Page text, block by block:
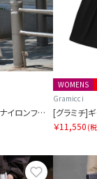
[グラミチ]サイドポケットナイロンフレアパンツ SORA別注
WOMENS
Gramicci
[グラミチ]
￥11,550 (
お気に入り